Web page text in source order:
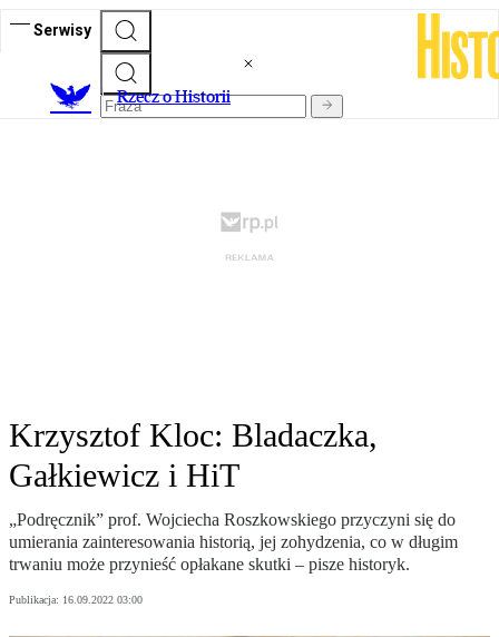
Serwisy
Rzecz o Historii
Krzysztof Kloc: Bladaczka,
Gałkiewicz i HiT
„Podręcznik” prof. Wojciecha Roszkowskiego przyczyni się do
umierania zainteresowania historią, jej zohydzenia, co w długim
trwaniu może przynieść opłakane skutki – pisze historyk.
Publikacja: 16.09.2022 03:00